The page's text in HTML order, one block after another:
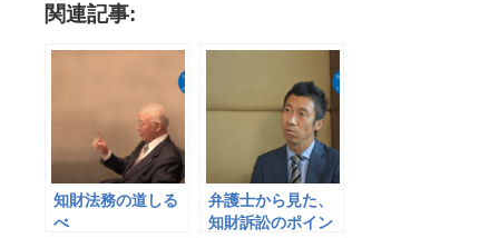
関連記事:
知財法務の道しる
べ
弁護士から見た、
知財訴訟のポイン